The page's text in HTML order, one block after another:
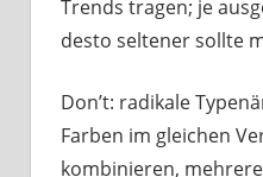
Trends tragen; je
desto seltener sollte
Don’t: radikale
Farben im gleichen
kombinieren,